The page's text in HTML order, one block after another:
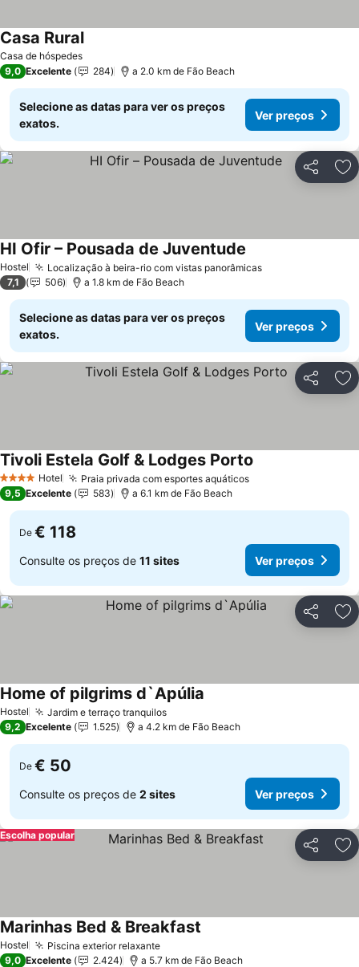
Casa de hóspedes
Casa Rural
9,0 Excelente 284 a 2.0 km de Fão Beach
Selecione as datas para ver os preços
exatos.
Ver preços
Partilhar
Hostel Localização à beira-rio com vistas panorâmicas
HI Ofir – Pousada de Juventude
7,1 506 a 1.8 km de Fão Beach
Selecione as datas para ver os preços
exatos.
Ver preços
Partilhar
4 EstrelasHotel Praia privada com esportes aquáticos
Tivoli Estela Golf & Lodges Porto
9,5 Excelente 583 a 6.1 km de Fão Beach
De € 118
Consulte os preços de 11 sites Ver preços
Partilhar
Hostel Jardim e terraço tranquilos
Home of pilgrims d`Apúlia
9,2 Excelente 1.525 a 4.2 km de Fão Beach
De € 50
Consulte os preços de 2 sites Ver preços
Partilhar
Escolha popular
Hostel Piscina exterior relaxante
Marinhas Bed & Breakfast
9,0 Excelente 2.424 a 5.7 km de Fão Beach